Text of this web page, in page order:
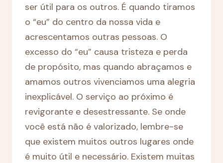
ser útil para os outros. É quando tiramos
o “eu” do centro da nossa vida e
acrescentamos outras pessoas. O
excesso do “eu” causa tristeza e perda
de propósito, mas quando abraçamos e
amamos outros vivenciamos uma alegria
inexplicável. O serviço ao próximo é
revigorante e desestressante. Se onde
você está não é valorizado, lembre-se
que existem muitos outros lugares onde
é muito útil e necessário. Existem muitas